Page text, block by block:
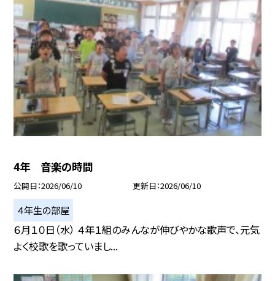
4年 音楽の時間
公開日 2026/06/10 更新日 2026/06/10
４年生の部屋
６月１０日（水） ４年１組のみんなが伸びやかな歌声で、元気
よく校歌を歌っていまし...